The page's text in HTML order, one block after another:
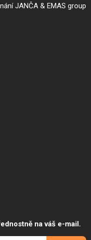
JANČA & EMAS group
na váš e-mail.